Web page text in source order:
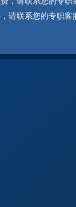
请联系您的专职客